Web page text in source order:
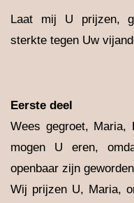
Laat mij U prijzen,
sterkte tegen Uw
Eerste deel
Wees gegroet, Maria,
mogen U eren,
openbaar zijn
Wij prijzen U, Maria,